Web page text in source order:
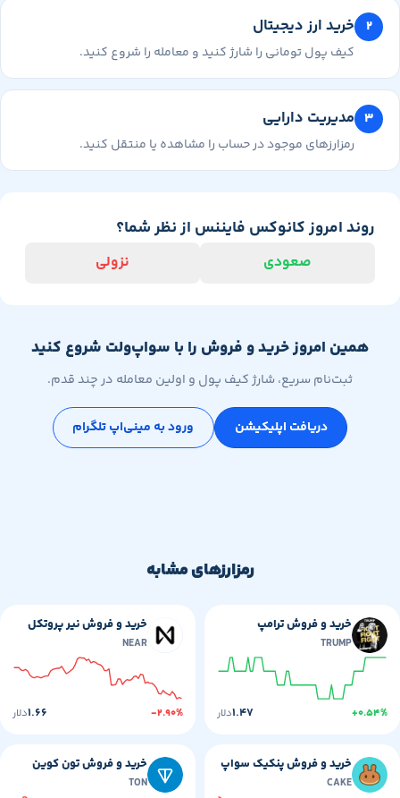
خرید ارز دیجیتال
کیف پول تومانی را شارژ کنید و معامله را شروع کنید.
مدیریت دارایی
رمزارزهای موجود در حساب را مشاهده یا منتقل کنید.
امروز کانوکس فایننس از نظر شما؟
صعودی نزولی
همین امروز خرید و فروش را با سواپ‌ولت شروع کنید
ثبت‌نام سریع، شارژ کیف پول و اولین معامله در چند قدم.
دریافت اپلیکیشن ورود به مینی‌اپ تلگرام
رمزارزهای مشابه
خرید و فروش ترامپ
TRUMP
دلار
خرید و فروش نیر پروتکل
NEAR
-۲.۹۰% دلار
خرید و فروش پنکیک سواپ
CAKE
خرید و فروش تون کوین
TON